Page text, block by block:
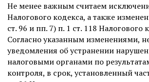
Не менее важным считаем
Налогового кодекса, а также
ст. 96 и пп. 7) п. 1 ст. 118 Налогового
Согласно указанным изменениями,
уведомления об устранении
налоговыми органами по
контроля, в срок, установленный